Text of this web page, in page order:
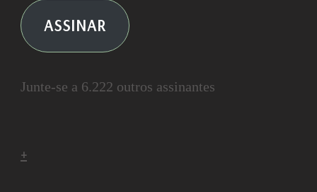
ASSINAR
Junte-se a 6.222 outros assinantes
+